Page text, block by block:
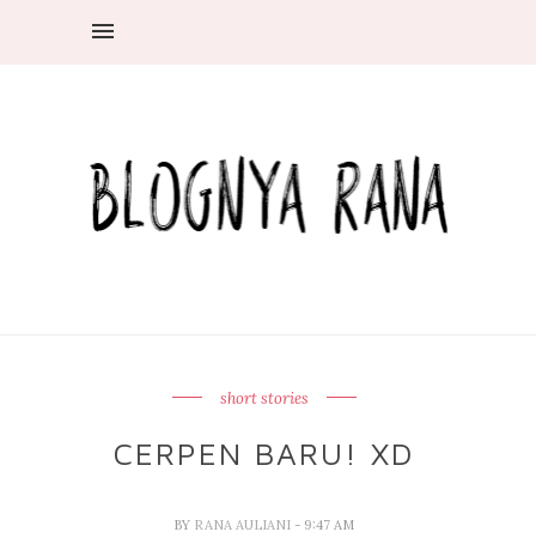
short stories
CERPEN BARU! XD
BY RANA AULIANI - 9:47 AM